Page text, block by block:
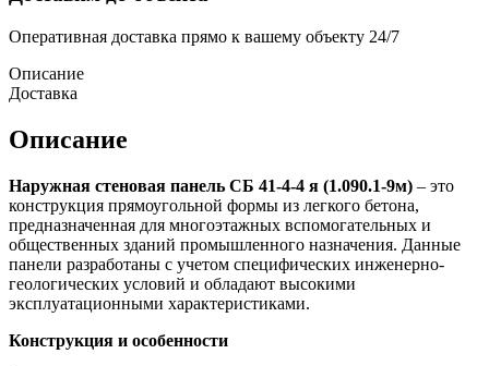
Оперативная доставка прямо к вашему объекту 24/7
Описание
Доставка
Описание
Наружная стеновая панель СБ 41-4-4 я (1.090.1-9м) – это
конструкция прямоугольной формы из легкого бетона,
предназначенная для многоэтажных вспомогательных и
общественных зданий промышленного назначения. Данные
панели разработаны с учетом специфических инженерно-
геологических условий и обладают высокими
эксплуатационными характеристиками.
Конструкция и особенности